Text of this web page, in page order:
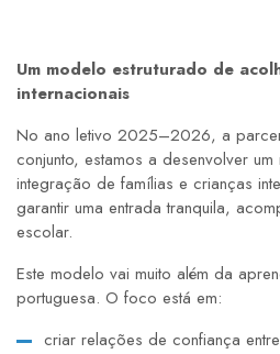
Um modelo estruturado de
internacionais
No ano letivo 2025–2026, a
conjunto, estamos a desenvolver
integração de famílias e crianças
garantir uma entrada tranquila,
escolar.
Este modelo vai muito além da
portuguesa. O foco está em:
criar relações de confiança